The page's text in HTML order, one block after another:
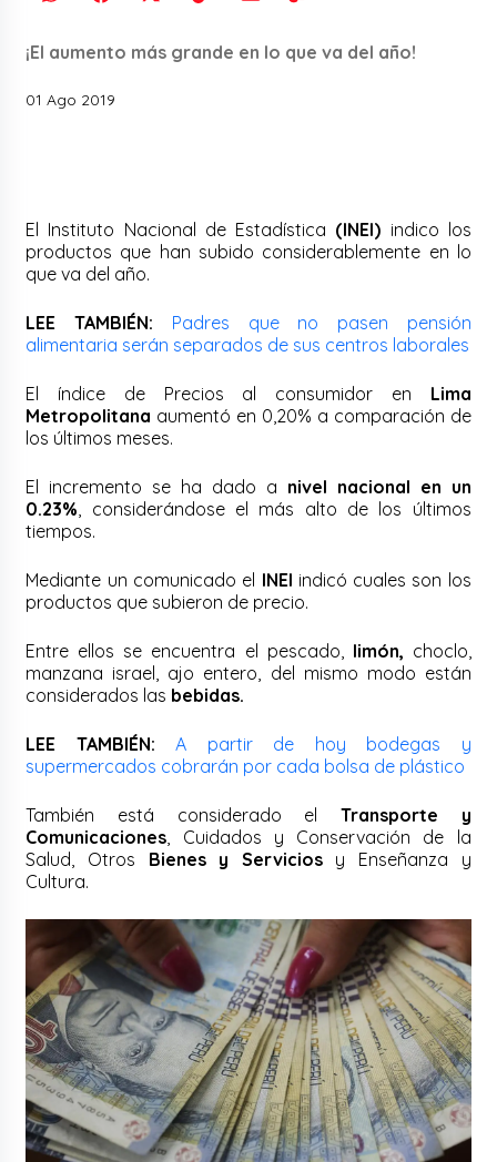
¡El aumento más grande en lo que va del año!
01 Ago 2019
El Instituto Nacional de Estadística (INEI) indico los
productos que han subido considerablemente en lo
que va del año.
LEE TAMBIÉN: Padres que no pasen pensión
alimentaria serán separados de sus centros laborales
El índice de Precios al consumidor en Lima
Metropolitana aumentó en 0,20% a comparación de
los últimos meses.
El incremento se ha dado a nivel nacional en un
0.23% , considerándose el más alto de los últimos
tiempos.
Mediante un comunicado el INEI indicó cuales son los
productos que subieron de precio.
Entre ellos se encuentra el pescado, limón, choclo,
manzana israel, ajo entero, del mismo modo están
considerados las bebidas.
LEE TAMBIÉN:A partir de hoy bodegas y
supermercados cobrarán por cada bolsa de plástico
También está considerado elTransporte y
Comunicaciones , Cuidados y Conservación de la
Salud, Otros Bienes y Serviciosy Enseñanza y
Cultura.